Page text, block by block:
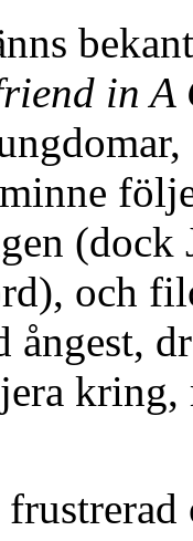
in A
och
ångest,
kring,